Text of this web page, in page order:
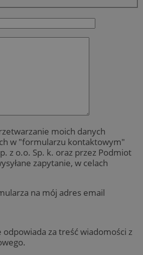
moich danych
w "formularzu kontaktowym"
z o.o. Sp. k. oraz przez Podmiot
zapytanie, w celach
na mój adres email
odpowiada za treść wiadomości z